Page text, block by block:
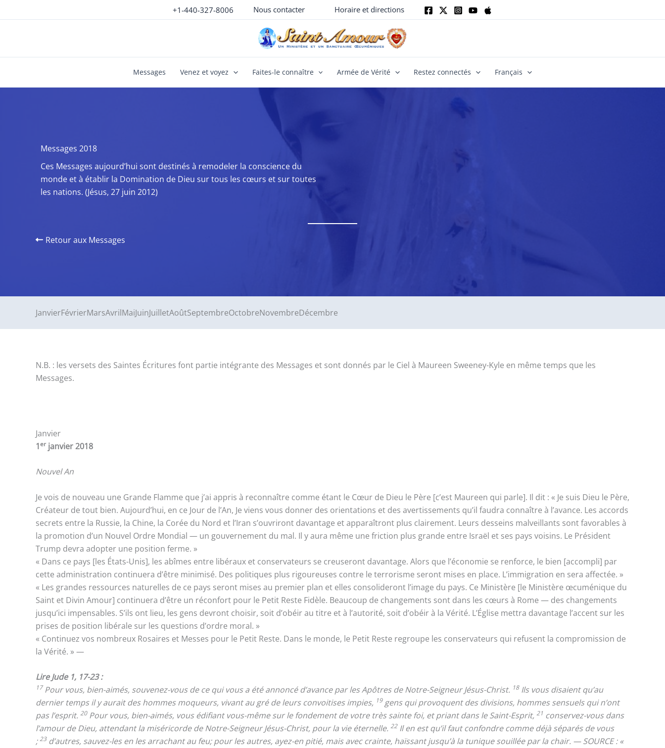
au
+1-440-327-8006 Nous contacter Horaire et directions
Messages Venez et voyez Faites-le connaître Armée de Vérité Restez connectés Français
Messages 2018
Ces Messages aujourd’hui sont destinés à remodeler la conscience du
monde et à établir la Domination de Dieu sur tous les cœurs et sur toutes
les nations. (Jésus, 27 juin 2012)
Retour aux Messages
JanvierFévrierMarsAvrilMaiJuinJuilletAoûtSeptembreOctobreNovembreDécembre
N.B. : les versets des Saintes Écritures font partie intégrante des Messages et sont donnés par le Ciel à Maureen Sweeney-Kyle en même temps que les
Messages.
Janvier
1er janvier 2018
Nouvel An
Je vois de nouveau une Grande Flamme que j’ai appris à reconnaître comme étant le Cœur de Dieu le Père [c’est Maureen qui parle]. Il dit : « Je suis Dieu le Père,
Créateur de tout bien. Aujourd’hui, en ce Jour de l’An, Je viens vous donner des orientations et des avertissements qu’il faudra connaître à l’avance. Les accords
secrets entre la Russie, la Chine, la Corée du Nord et l’Iran s’ouvriront davantage et apparaîtront plus clairement. Leurs desseins malveillants sont favorables à
la promotion d’un Nouvel Ordre Mondial — un gouvernement du mal. Il y aura même une friction plus grande entre Israël et ses pays voisins. Le Président
Trump devra adopter une position ferme. »
« Dans ce pays [les États-Unis], les abîmes entre libéraux et conservateurs se creuseront davantage. Alors que l’économie se renforce, le bien [accompli] par
cette administration continuera d’être minimisé. Des politiques plus rigoureuses contre le terrorisme seront mises en place. L’immigration en sera affectée. »
« Les grandes ressources naturelles de ce pays seront mises au premier plan et elles consolideront l’image du pays. Ce Ministère [le Ministère œcuménique du
Saint et Divin Amour] continuera d’être un réconfort pour le Petit Reste Fidèle. Beaucoup de changements sont dans les cœurs à Rome — des changements
jusqu’ici impensables. S’ils ont lieu, les gens devront choisir, soit d’obéir au titre et à l’autorité, soit d’obéir à la Vérité. L’Église mettra davantage l’accent sur les
prises de position libérale sur les questions d’ordre moral. »
« Continuez vos nombreux Rosaires et Messes pour le Petit Reste. Dans le monde, le Petit Reste regroupe les conservateurs qui refusent la compromission de
la Vérité. » —
Lire Jude 1, 17-23 :
17Pour vous, bien-aimés, souvenez-vous de ce qui vous a été annoncé d’avance par les Apôtres de Notre-Seigneur Jésus-Christ. 18Ils vous disaient qu’au
dernier temps il y aurait des hommes moqueurs, vivant au gré de leurs convoitises impies, 19gens qui provoquent des divisions, hommes sensuels qui n’ont
pas l’esprit. 20Pour vous, bien-aimés, vous édifiant vous-même sur le fondement de votre très sainte foi, et priant dans le Saint-Esprit, 21 conservez-vous dans
l’amour de Dieu, attendant la miséricorde de Notre-Seigneur Jésus-Christ, pour la vie éternelle. 22Il en est qu’il faut confondre comme déjà séparés de vous
;23d’autres, sauvez-les en les arrachant au feu; pour les autres, ayez-en pitié, mais avec crainte, haïssant jusqu’à la tunique souillée par la chair. — SOURCE : «